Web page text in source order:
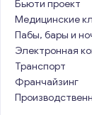
Бьюти проект
Медицинские
Пабы, бары и
Электронная
Транспорт
Франчайзинг